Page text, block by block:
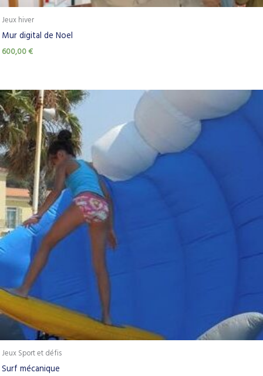
Jeux hiver
Mur digital de Noel
600,00€
Jeux Sport et défis
Surf mécanique